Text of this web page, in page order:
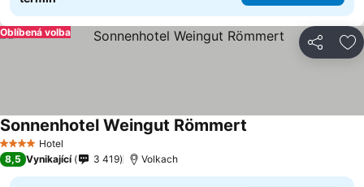
Sdílet
Oblíbená volba
4 Počet hvězdiček
Hotel
Sonnenhotel Weingut Römmert
8,5 Vynikající 3 419 Volkach